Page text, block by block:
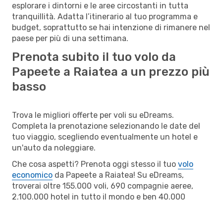
esplorare i dintorni e le aree circostanti in tutta
tranquillità. Adatta l’itinerario al tuo programma e
budget, soprattutto se hai intenzione di rimanere nel
paese per più di una settimana.
Prenota subito il tuo volo da
Papeete a Raiatea a un prezzo più
basso
Trova le migliori offerte per voli su eDreams.
Completa la prenotazione selezionando le date del
tuo viaggio, scegliendo eventualmente un hotel e
un'auto da noleggiare.
Che cosa aspetti? Prenota oggi stesso il tuo volo
economico da Papeete a Raiatea! Su eDreams,
troverai oltre 155.000 voli, 690 compagnie aeree,
2.100.000 hotel in tutto il mondo e ben 40.000